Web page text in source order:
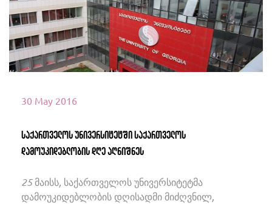
იხილეთ მეტი
30 May 2016
საქართველოს უნივერსიტეტში საქართველოს
დამოუკიდებლობის დღე აღნიშნეს
25 მაისს, საქართველოს უნივერსიტეტმა
დამოუკიდებლობის დღისადმი მიძღვნილ,